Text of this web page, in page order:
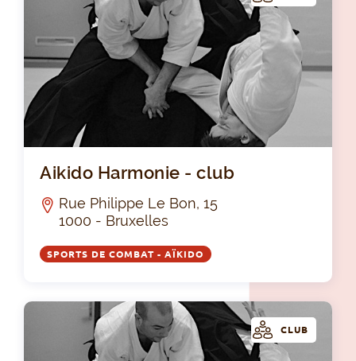
Aikido Harmonie - club
Rue Philippe Le Bon, 15
1000 - Bruxelles
SPORTS DE COMBAT - AÏKIDO
CLUB